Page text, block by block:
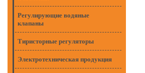
Регулирующие водяные
клапаны
Тиристорные регуляторы
Электротехническая продукция